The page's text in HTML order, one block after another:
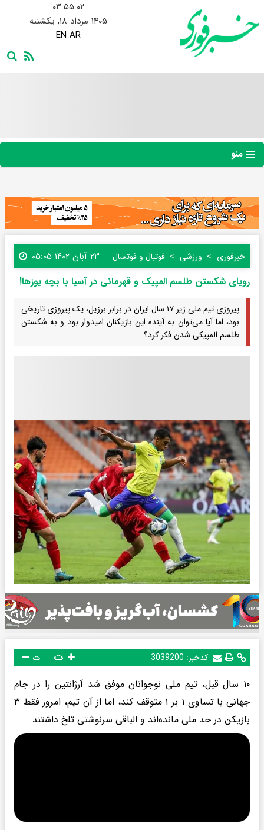
۰۳:۵۵:۰۳
۱۴۰۵ مرداد ۱۸, یکشنبه
EN AR
منو
خبرفوری ورزشی فوتبال و فوتسال ۲۳ آبان ۱۴۰۲ ۰۵:۰۵
رویای شکستن طلسم المپیک و قهرمانی در آسیا با بچه یوزها!
پیروزی تیم ملی زیر ۱۷ سال ایران در برابر برزیل، یک پیروزی تاریخی
بود، اما آیا می‌توان به آینده این بازیکنان امیدوار بود و به شکستن
طلسم المپیکی شدن فکر کرد؟
کدخبر: 3039200 ت
۱۰ سال قبل، تیم ملی نوجوانان موفق شد آرژانتین را در جام
جهانی با تساوی ۱ بر ۱ متوقف کند، اما از آن تیم، امروز فقط ۳
بازیکن در حد ملی مانده‌اند و الباقی سرنوشتی تلخ داشتند.